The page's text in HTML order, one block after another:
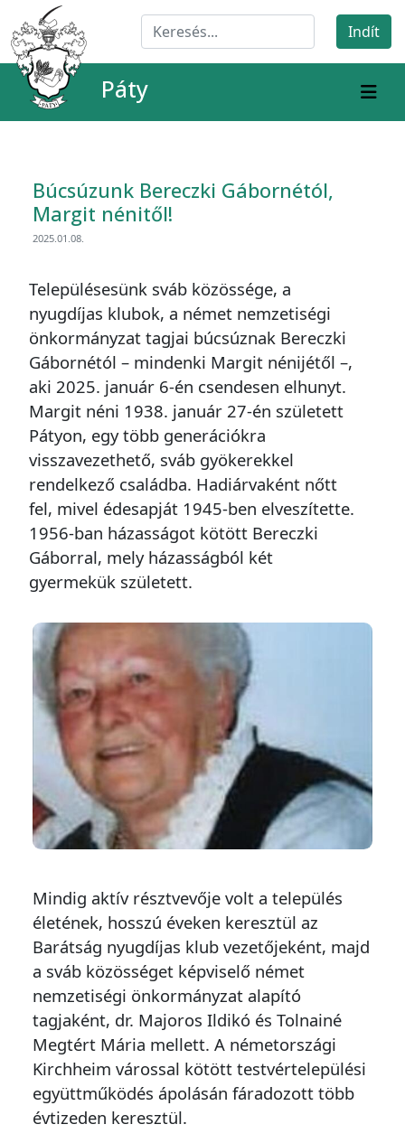
Páty
Búcsúzunk Bereczki Gábornétól,
Margit nénitől!
2025.01.08.
Településesünk sváb közössége, a
nyugdíjas klubok, a német nemzetiségi
önkormányzat tagjai búcsúznak Bereczki
Gábornétól – mindenki Margit nénijétől –,
aki 2025. január 6-én csendesen elhunyt.
Margit néni 1938. január 27-én született
Pátyon, egy több generációkra
visszavezethető, sváb gyökerekkel
rendelkező családba. Hadiárvaként nőtt
fel, mivel édesapját 1945-ben elveszítette.
1956-ban házasságot kötött Bereczki
Gáborral, mely házasságból két
gyermekük született.
Mindig aktív résztvevője volt a település
életének, hosszú éveken keresztül az
Barátság nyugdíjas klub vezetőjeként, majd
a sváb közösséget képviselő német
nemzetiségi önkormányzat alapító
tagjaként, dr. Majoros Ildikó és Tolnainé
Megtért Mária mellett. A németországi
Kirchheim várossal kötött testvértelepülési
együttműködés ápolásán fáradozott több
évtizeden keresztül.